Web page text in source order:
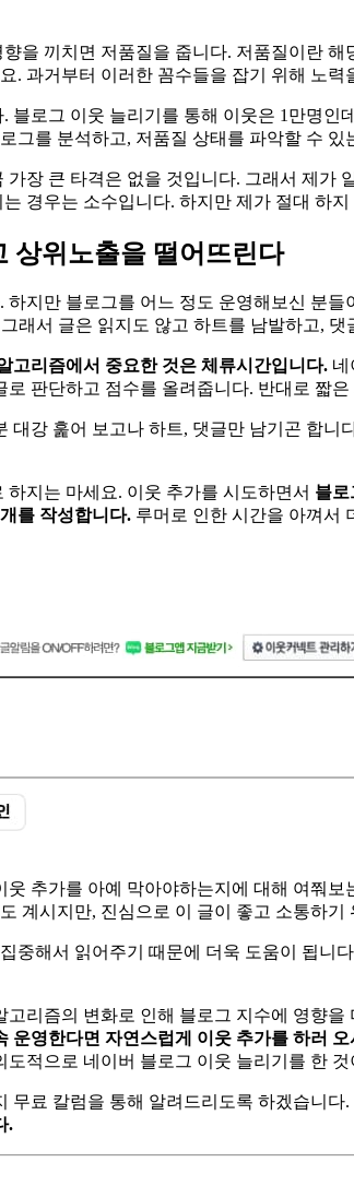
을 끼치면 저품질을 줍니다. 저품질이란
. 과거부터 이러한 꼼수들을 잡기 위해 노력
로그 이웃 늘리기를 통해 이웃은 1만명
그를 분석하고, 저품질 상태를 파악할 수
장 큰 타격은 없을 것입니다. 그래서 제가
경우는 소수입니다. 하지만 제가 절대 하
상위노출을 떨어뜨린다
지만 블로그를 어느 정도 운영해보신 분들
래서 글은 읽지도 않고 하트를 남발하고, 댓
고리즘에서 중요한 것은 체류시간입니다. 네
판단하고 점수를 올려줍니다. 반대로 짧
강 훑어 보고나 하트, 댓글만 남기곤 합
지는 마세요. 이웃 추가를 시도하면서 블로
를 작성합니다. 루머로 인한 시간을 아껴서
추가를 아예 막아야하는지에 대해 여쭤
계시지만, 진심으로 이 글이 좋고 소통하기
중해서 읽어주기 때문에 더욱 도움이 됩니
리즘의 변화로 인해 블로그 지수에 영향
운영한다면 자연스럽게 이웃 추가를 하러
도적으로 네이버 블로그 이웃 늘리기를 한
료 칼럼을 통해 알려드리도록 하겠습니
.